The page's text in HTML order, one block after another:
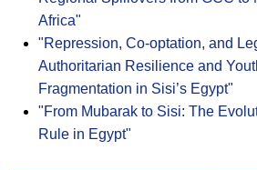
Africa"
"Repression, Co-optation, and
Authoritarian Resilience and
Fragmentation in Sisi’s Egypt"
"From Mubarak to Sisi: The
Rule in Egypt"